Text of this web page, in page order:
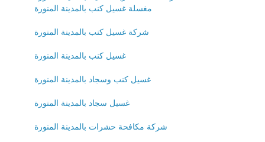
مغسلة غسيل كنب بالمدينة المنورة
شركة غسيل كنب بالمدينة المنورة
غسيل كنب بالمدينة المنورة
غسيل كنب وسجاد بالمدينة المنورة
غسيل سجاد بالمدينة المنورة
شركة مكافحة حشرات بالمدينة المنورة